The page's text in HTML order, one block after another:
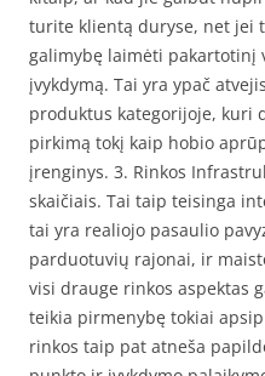
turite klientą duryse, net jei
galimybę laimėti pakartotinį
įvykdymą. Tai yra ypač
produktus kategorijoje, kuri
pirkimą tokį kaip hobio
įrenginys. 3. Rinkos
skaičiais. Tai taip teisinga
tai yra realiojo pasaulio
parduotuvių rajonai, ir
visi drauge rinkos aspektas
teikia pirmenybę tokiai
rinkos taip pat atneša